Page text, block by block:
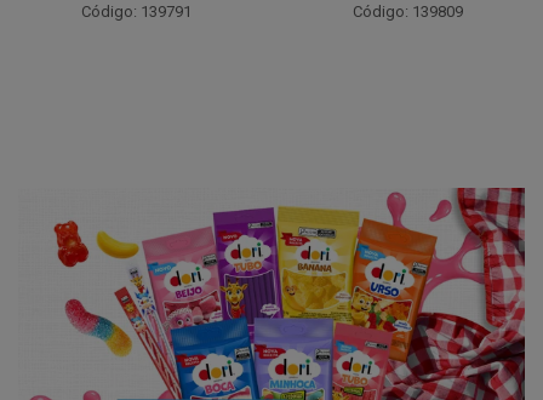
Código: 139791 Código: 139809